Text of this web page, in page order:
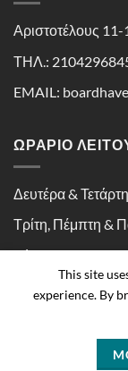
Αριστοτέλους
ΤΗΛ.:
EMAIL:
ΩΡΑΡΙΟ
Δευτέρα &
Τρίτη, Πέμπτη &
Σάββατο: 10:00-
Copyright
This site
experience. By